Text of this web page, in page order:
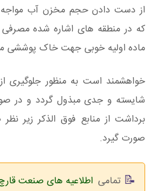
از دست دادن حجم مخزن آب مواجه
که در منطقه های اشاره شده مصرفی
ماده اولیه خوبی جهت خاک پوششی
خواهشمند است به منظور جلوگیری
شایسته و جدی مبذول گردد و در
برداشت از منابع فوق الذکر زیر
صورت گیرد.
تمامی اطلاعیه های صنعت